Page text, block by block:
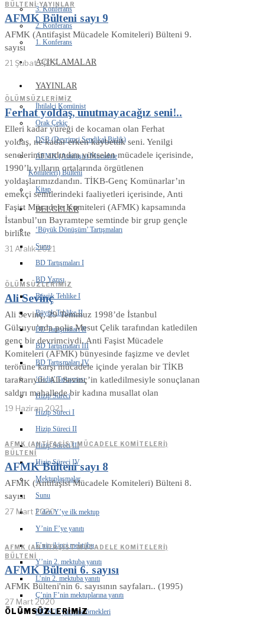
3. Konferans
2. Konferans
1. Konferans
AÇIKLAMALAR
YAYINLAR
İhtilalci Komünist
Orak Çekiç
DSB (Devrimci Sendikal Birlik)
AFMK (Antifaşist Mücadele
Komiteleri) Bülteni
Kitap
BELGELER
‘Büyük Dönüşüm’ Tartışmaları
Sunu
BD Tartışmaları I
BD Yazısı
Büyük Tehlike I
Büyük Tehlike II
BD Tartışmaları II
BD Tartışmaları III
BD Tartışmaları IV
‘Gidiş’ Tartışması
Hizip Süreci
Hizip Süreci I
Hizip Süreci II
Hizip Süreci III
Hizip Süreci IV
Mektuplaşmalar
Sunu
F’den Y’ye ilk mektup
Y’nin F’ye yanıtı
F’nin ikinci mektubu
Y’nin 2. mektuba yanıtı
L’nin 2. mektuba yanıtı
Ç’nin F’nin mektuplarına yanıtı
MÖK’le yazışma örnekleri
BÜLTENI·YAYINLAR
AFMK Bülteni sayı 9
AFMK (Antifaşist Mücadele Komiteleri) Bülteni 9.
sayısı
21 Şubat 2022
ÖLÜMSÜZLERIMIZ
Ferhat yoldaş, unutmayacağız seni!..
Elleri kadar yüreği de kocaman olan Ferhat
yoldaş, ne kadar erken kaybettik seni. Yenilgi
senelerinin ardından yükselen mücadele içerisinde,
1990’lı yılların ortalarında örgütlenen
yoldaşlarımızdandın. TİKB-Genç Komünarlar’ın
emekçi semtlerindeki faaliyetleri içerisinde, Anti
Faşist Mücadele Komiteleri (AFMK) kapsamında
İstanbul’un Bayramtepe semtinde bir grup gençle
birlikte
31 Aralık 2021
ÖLÜMSÜZLERIMIZ
Ali Sevinç
Ali Sevinç, 29 Temmuz 1998’de İstanbul
Gülsuyu’nda polis Mesut Çelik tarafından katledilen
genç bir devrimciydi. Anti Faşist Mücadele
Komiteleri (AFMK) bünyesinde faşizme ve devlet
terörüne karşı mücadele içinde yeralan bir TİKB
taraftarıydı. Ali Sevinç’in katledilmesiyle sonuçlanan
saldırı mahallede bir kadına musallat olan
19 Haziran 2021
AFMK (ANTIFAŞIST MÜCADELE KOMITELERI)
BÜLTENI
AFMK Bülteni sayı 8
AFMK (Antifaşist Mücadele Komiteleri) Bülteni 8.
sayısı
27 Mart 2020
AFMK (ANTIFAŞIST MÜCADELE KOMITELERI)
BÜLTENI
AFMK Bülteni 6. sayısı
AFMK Bülteni'nin 6. sayısının sayfaları.. (1995)
27 Mart 2020
ÖLÜMSÜZLERİMİZ